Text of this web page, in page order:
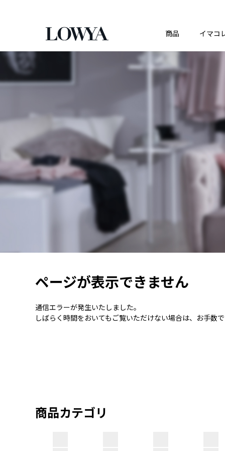
商品 イマコ
ページが表示できません
通信エラーが発生いたしました。
しばらく時間をおいてもご覧いただけない場合は、お手数
商品カテゴリ